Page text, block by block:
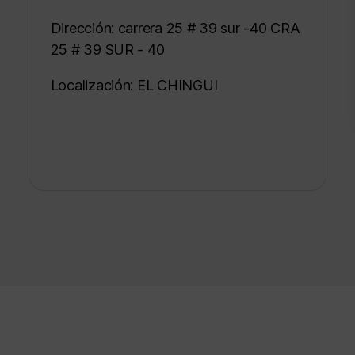
Dirección: carrera 25 # 39 sur -40 CRA
25 # 39 SUR - 40
Localización: EL CHINGUI